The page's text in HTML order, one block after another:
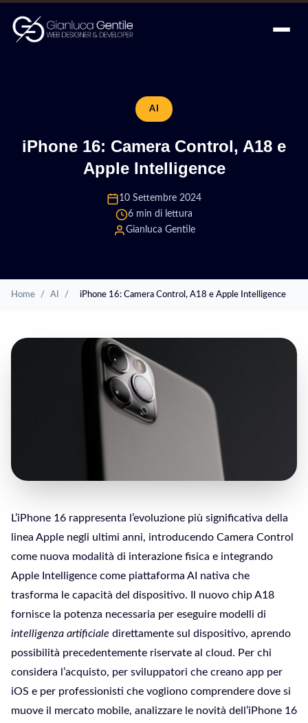
AI
iPhone 16: Camera Control, A18 e
Apple Intelligence
10 Settembre 2024
6 min di lettura
Gianluca Gentile
Home / AI / iPhone 16: Camera Control, A18 e Apple Intelligence
L’iPhone 16 rappresenta l’evoluzione più significativa della
linea Apple negli ultimi anni, introducendo Camera Control
come nuova modalità di interazione fisica e integrando
Apple Intelligence come piattaforma AI nativa che
trasforma le capacità del dispositivo. Il nuovo chip A18
fornisce la potenza necessaria per eseguire modelli di
intelligenza artificiale direttamente sul dispositivo, aprendo
possibilità precedentemente riservate al cloud. Per chi
considera l’acquisto, per sviluppatori che creano app per
iOS e per professionisti che vogliono comprendere dove si
muove il mercato mobile, analizzare le novità dell’iPhone 16